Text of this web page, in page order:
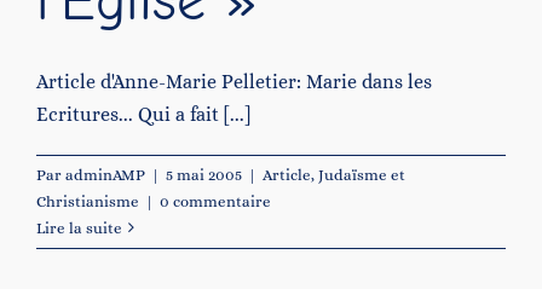
Article d'Anne-Marie Pelletier: Marie dans les
Ecritures... Qui a fait [...]
Par adminAMP | 5 mai 2005 | Article, Judaïsme et
Christianisme | 0 commentaire
Lire la suite